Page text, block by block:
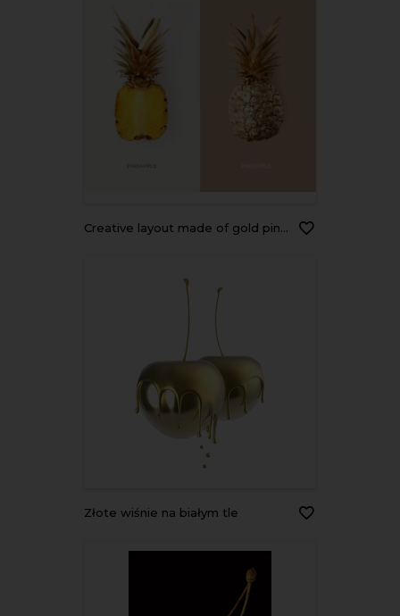
Creative layout made of gold pineapple. Tropical flat lay. Food concept.
Złote wiśnie na białym tle